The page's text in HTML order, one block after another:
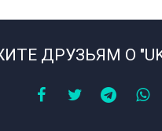
ДРУЗЬЯМ О